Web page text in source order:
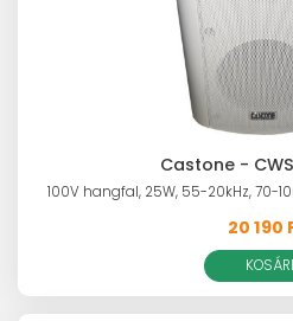
Castone -
100V hangfal, 25W, 55-20kHz, 70-
20 190